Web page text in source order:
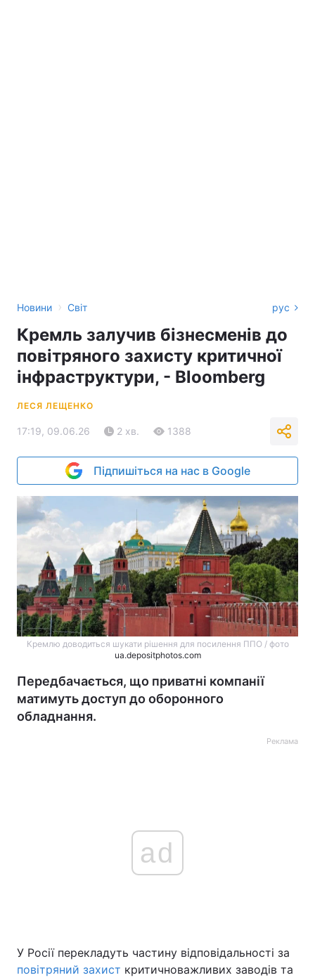
Новини › Світ рус
Кремль залучив бізнесменів до
повітряного захисту критичної
інфраструктури, - Вloomberg
ЛЕСЯ ЛЕЩЕНКО
17:19, 09.06.26 2 хв. 1388
Підпишіться на нас в Google
Кремлю доводиться шукати рішення для посилення ППО / фото
ua.depositphotos.com
Передбачається, що приватні компанії
матимуть доступ до оборонного
обладнання.
Реклама
ad
У Росії перекладуть частину відповідальності за
повітряний захист критичноважливих заводів та